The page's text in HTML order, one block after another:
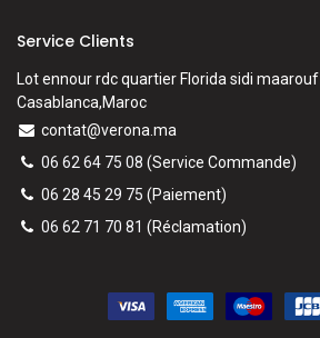
Service Clients
Lot ennour rdc quartier Florida sidi maarouf
Casablanca,Maroc
contat@verona.ma
06 62 64 75 08 (Service Commande)
06 28 45 29 75 (Paiement)
06 62 71 70 81 (Réclamation)